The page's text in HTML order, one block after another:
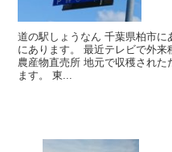
道の駅しょうなん 千葉県柏市に
にあります。 最近テレビで外
農産物直売所 地元で収穫され
ます。 東...